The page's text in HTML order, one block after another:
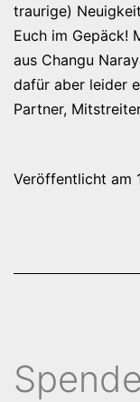
traurige)
Euch im Gepäck!
aus Changu
dafür aber leider
Partner,
Veröffentlicht am